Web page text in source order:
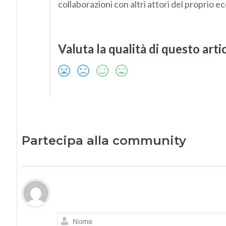
collaborazioni con altri attori del proprio
Valuta la qualità di questo
Partecipa alla community